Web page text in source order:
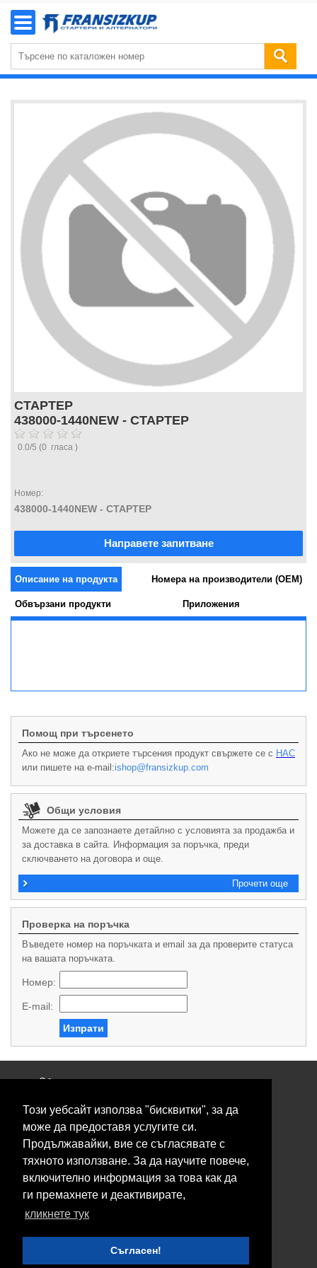
Този уебсайт използва "бисквитки", за да
може да предоставя услугите си.
Продължавайки, вие се съгласявате с
тяхното използване. За да научите повече,
включително информация за това как да
ги премахнете и деактивирате,
кликнете тук
Съгласен!
СТАРТЕР
438000-1440NEW - СТАРТЕР
0.0/5 (0 гласа )
Номер:
438000-1440NEW - СТАРТЕР
Направете запитване
Описание на продукта Номера на производители (OEM)
Обвързани продукти Приложения
Помощ при търсенето
Ако не може да откриете търсения продукт свържете се с НАС
или пишете на e-mail:ishop@fransizkup.com
Общи условия
Можете да се запознаете детайлно с условията за продажба и
за доставка в сайта. Информация за поръчка, преди
сключването на договора и още.
Прочети още
Проверка на поръчка
Въведете номер на поръчката и email за да проверите статуса
на вашата поръчката.
Номер:
E-mail:
Изпрати
Общи условия
Свържете се с нас
Контакти
Нашите сервизи
Блог
© 2026 Fransizkup.bg всички права запазени
Изграждане и поддръжка от
Boby_fransizkup